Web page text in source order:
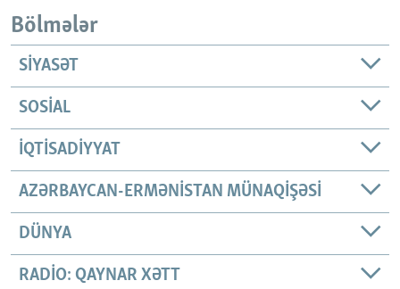
Bölmələr
SIYASƏT
SOSIAL
İQTISADIYYAT
AZƏRBAYCAN-ERMƏNISTAN MÜNAQIŞƏSI
DÜNYA
RADIO: QAYNAR XƏTT